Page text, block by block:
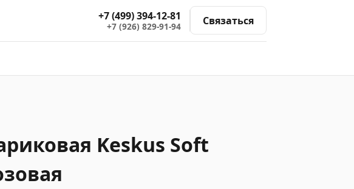
+7 (499) 394-12-81
+7 (926) 829-91-94 Связаться
Keskus Soft